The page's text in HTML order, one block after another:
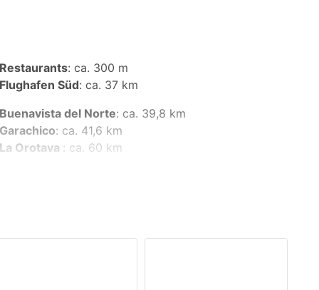
Langzeiturlaub
Restaurants: ca. 300 m
Flughafen Süd: ca. 37 km
Buenavista del Norte: ca. 39,8 km
Garachico: ca. 41,6 km
La Orotava : ca. 60 km